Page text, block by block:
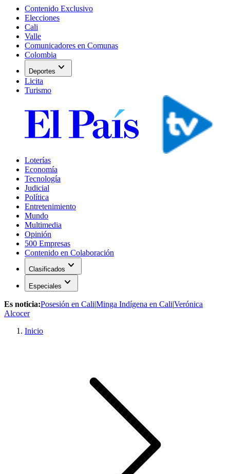
Contenido Exclusivo
Elecciones
Cali
Valle
Comunicadores en Comunas
Colombia
Deportes expand_more
Licita
Turismo
Loterías
Economía
Tecnología
Judicial
Política
Entretenimiento
Mundo
Multimedia
Opinión
500 Empresas
Contenido en Colaboración
Clasificados expand_more
Especiales expand_more
Es noticia:Posesión en Cali|Minga Indígena en Cali|Verónica
Alcocer
Inicio